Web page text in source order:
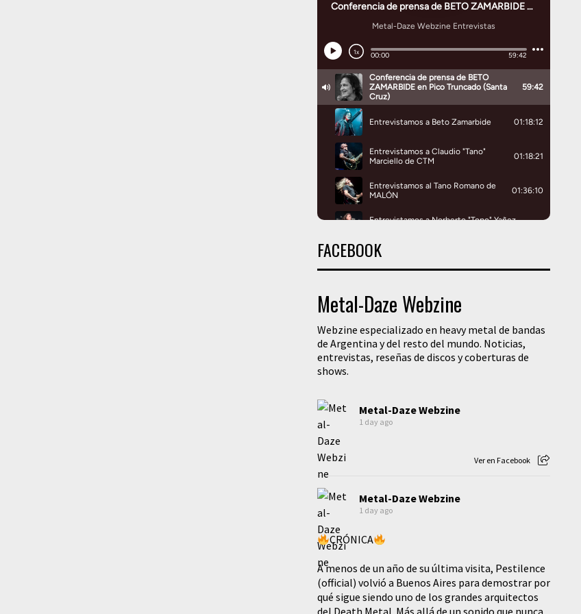
FACEBOOK
Metal-Daze Webzine
Webzine especializado en heavy metal de bandas
de Argentina y del resto del mundo. Noticias,
entrevistas, reseñas de discos y coberturas de
shows.
Metal-Daze Webzine
1 day ago
Ver en Facebook
Metal-Daze Webzine
1 day ago
CRÓNICA
A menos de un año de su última visita, Pestilence
(official) volvió a Buenos Aires para demostrar por
qué sigue siendo uno de los grandes arquitectos
del Death Metal. Más allá de un sonido que nunca